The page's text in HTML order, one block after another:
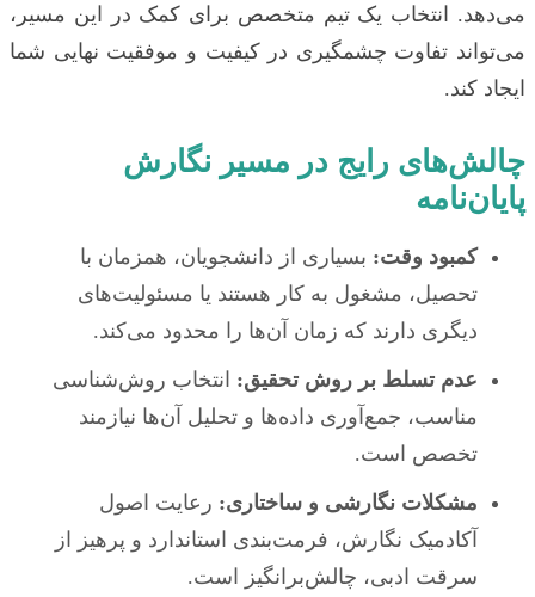
می‌دهد. انتخاب یک تیم متخصص برای کمک در این مسیر،
می‌تواند تفاوت چشمگیری در کیفیت و موفقیت نهایی شما
ایجاد کند.
چالش‌های رایج در مسیر نگارش
پایان‌نامه
کمبود وقت: بسیاری از دانشجویان، همزمان با
تحصیل، مشغول به کار هستند یا مسئولیت‌های
دیگری دارند که زمان آن‌ها را محدود می‌کند.
عدم تسلط بر روش تحقیق: انتخاب روش‌شناسی
مناسب، جمع‌آوری داده‌ها و تحلیل آن‌ها نیازمند
تخصص است.
مشکلات نگارشی و ساختاری: رعایت اصول
آکادمیک نگارش، فرمت‌بندی استاندارد و پرهیز از
سرقت ادبی، چالش‌برانگیز است.